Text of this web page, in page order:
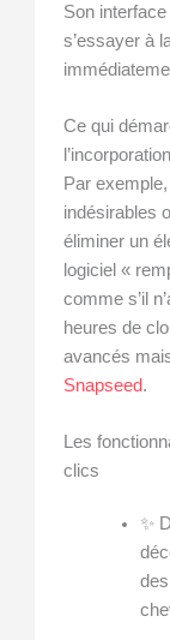
Son
s’essayer à
Ce qui
Par
indésirables
éliminer un
logiciel «
comme s’il
heures de
avancés
Snapseed.
Les
clics
✨